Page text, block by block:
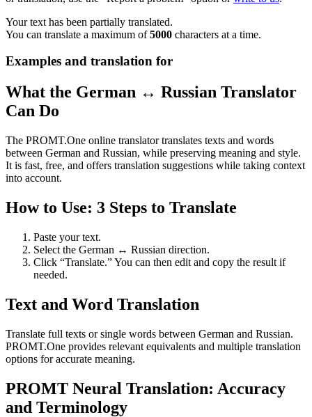
Your text has been partially translated.
You can translate a maximum of5000 characters at a time.
Examples and translation for
What the German ↔ Russian Translator
Can Do
The PROMT.One online translator translates texts and words
between German and Russian, while preserving meaning and style.
It is fast, free, and offers translation suggestions while taking context
into account.
How to Use: 3 Steps to Translate
Paste your text.
Select the German ↔ Russian direction.
Click “Translate.” You can then edit and copy the result if
needed.
Text and Word Translation
Translate full texts or single words between German and Russian.
PROMT.One provides relevant equivalents and multiple translation
options for accurate meaning.
PROMT Neural Translation: Accuracy
and Terminology